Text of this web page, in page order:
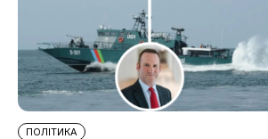
ПОЛІТИКА